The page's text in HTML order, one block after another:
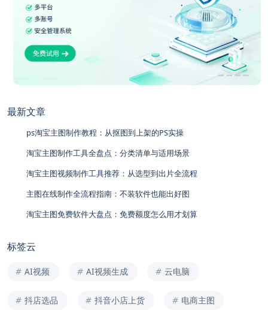
最新文章
ps淘宝主图制作教程：从抠图到上架的PS实操
淘宝主图制作工具全盘点：分类清单与适用场景
淘宝主图视频制作工具推荐：从选型到出片全流程
主图在线制作全流程指南：不装软件也能出好图
淘宝主图免费软件大盘点：免费额度怎么用才划算
标签云
AI视频 AI视频生成 云电脑
抖店选品 抖音小店上货 电商主图